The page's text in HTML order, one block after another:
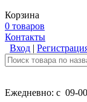
Корзина
0 товаров
Контакты
Вход |
Ежедневно: с 09-